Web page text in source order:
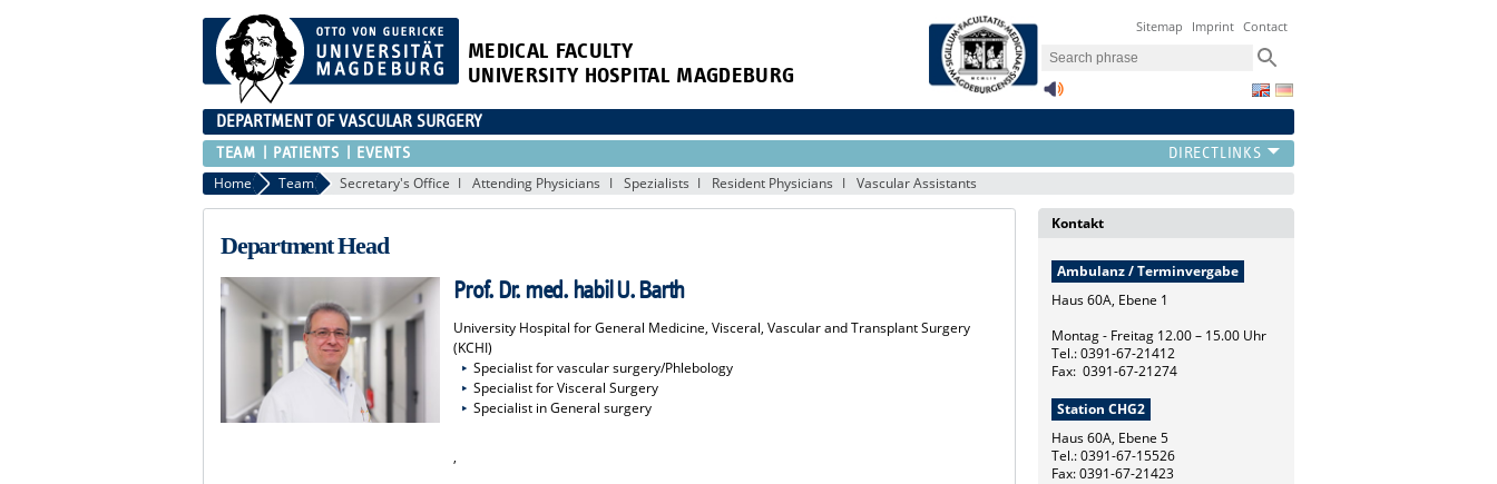
MEDICAL FACULTY
UNIVERSITY HOSPITAL MAGDEBURG
Sitemap Imprint Contact
DEPARTMENT OF VASCULAR SURGERY
TEAM PATIENTS EVENTS
Home Team Secretary's Office Attending Physicians Spezialists Resident Physicians Vascular Assistants
Department Head
Prof. Dr. med. habil U. Barth
University Hospital for General Medicine, Visceral, Vascular and Transplant Surgery
(KCHI)
Specialist for vascular surgery/Phlebology
Specialist for Visceral Surgery
Specialist in General surgery
,
Kontakt
Ambulanz / Terminvergabe
Haus 60A, Ebene 1
Montag - Freitag 12.00 – 15.00 Uhr
Tel.: 0391-67-21412
Fax: 0391-67-21274
Station CHG2
Haus 60A, Ebene 5
Tel.: 0391-67-15526
Fax: 0391-67-21423